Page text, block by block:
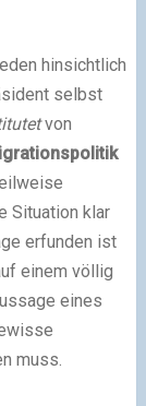
hinsichtlich
selbst
von
Situation klar
erfunden ist
einem völlig
eines
muss.